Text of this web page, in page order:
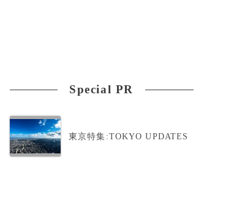
Special PR
東京特集:TOKYO UPDATES